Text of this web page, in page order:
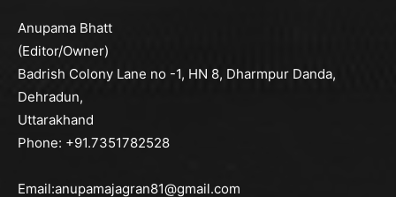
Anupama Bhatt
(Editor/Owner)
Badrish Colony Lane no -1, HN 8, Dharmpur Danda,
Dehradun,
Uttarakhand
Phone: +91.7351782528
Email:anupamajagran81@gmail.com